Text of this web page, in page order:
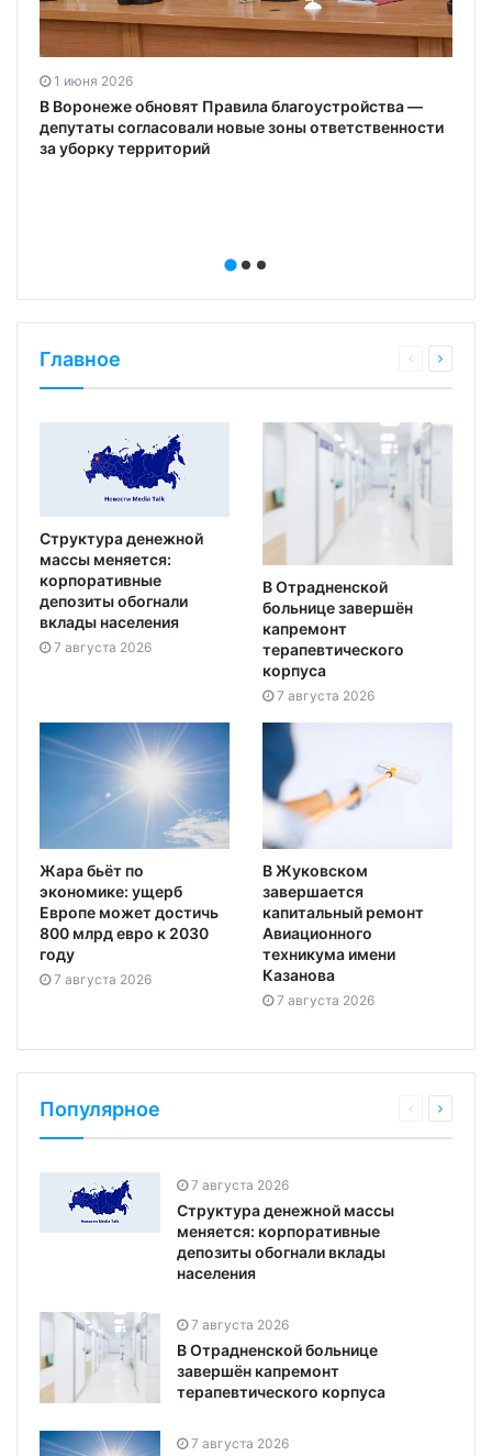
1 июня 2026
В Воронеже обновят Правила благоустройства —
депутаты согласовали новые зоны ответственности
за уборку территорий
Главное
Структура денежной
массы меняется:
корпоративные
депозиты обогнали
вклады населения
7 августа 2026
В Отрадненской
больнице завершён
капремонт
терапевтического
корпуса
7 августа 2026
Жара бьёт по
экономике: ущерб
Европе может достичь
800 млрд евро к 2030
году
7 августа 2026
В Жуковском
завершается
капитальный ремонт
Авиационного
техникума имени
Казанова
7 августа 2026
Популярное
7 августа 2026
Структура денежной массы
меняется: корпоративные
депозиты обогнали вклады
населения
7 августа 2026
В Отрадненской больнице
завершён капремонт
терапевтического корпуса
7 августа 2026